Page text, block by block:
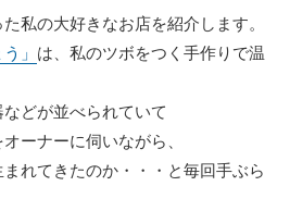
私の大好きなお店を紹介します。
」 は、私のツボをつく手作りで温
どが並べられていて
ーナーに伺いながら、
れてきたのか・・・と毎回手ぶら